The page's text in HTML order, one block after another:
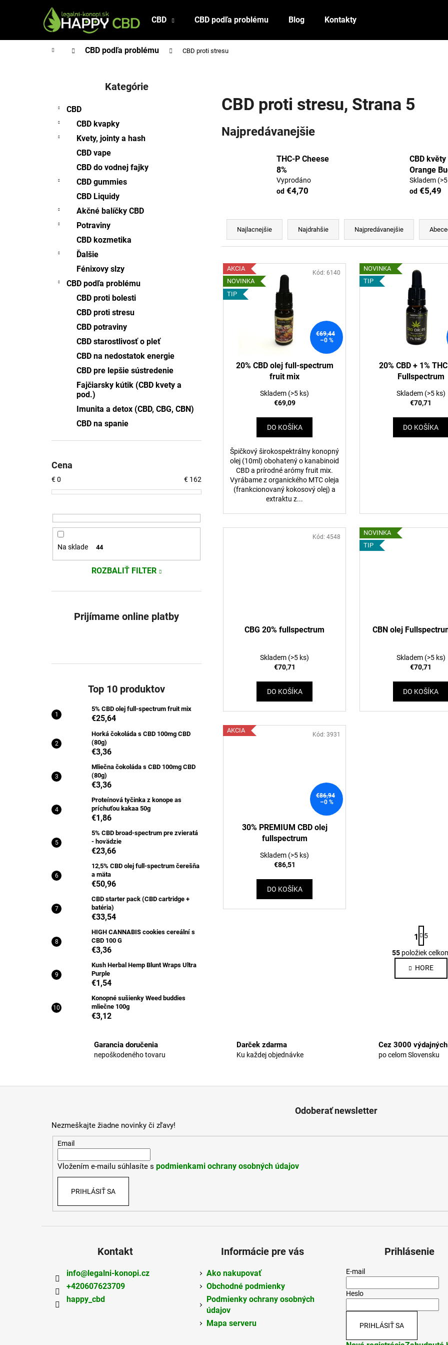
CBD CBD podľa problému Blog Kontakty
DomovCBD podľa problému CBD proti stresu
Kategórie
CBD
CBD kvapky
Kvety, jointy a hash
CBD vape
CBD do vodnej fajky
CBD gummies
CBD Liquidy
Akčné balíčky CBD
Potraviny
CBD kozmetika
Ďalšie
Fénixovy slzy
CBD podľa problému
CBD proti bolesti
CBD proti stresu
CBD potraviny
CBD starostlivosť o pleť
CBD na nedostatok energie
CBD pre lepšie sústredenie
Fajčiarsky kútik (CBD kvety a
pod.)
Imunita a detox (CBD, CBG, CBN)
CBD na spanie
Cena
€0 € 162
Na sklade 44
ROZBALIŤ FILTER
Prijímame online platby
Top 10 produktov
5% CBD olej full-spectrum fruit mix
€25,64
Horká čokoláda s CBD 100mg CBD
(80g)
€3,36
Mliečna čokoláda s CBD 100mg CBD
(80g)
€3,36
Proteínová tyčinka z konope as
príchuťou kakaa 50g
€1,86
5% CBD broad-spectrum pre zvieratá
- hovädzie
€23,66
12,5% CBD olej full-spectrum čerešňa
a mäta
€50,96
CBD starter pack (CBD cartridge +
batéria)
€33,54
HIGH CANNABIS cookies cereální s
CBD 100 G
€3,36
Kush Herbal Hemp Blunt Wraps Ultra
Purple
€1,54
Konopné sušienky Weed buddies
mliečne 100g
€3,12
CBD proti stresu, Strana 5
Najpredávanejšie
THC-P Cheese
8%
Vyprodáno
od €4,70
CBD květy
Orange
Skladem
od€5,49
R
d
n
i
e
Najlacnejšie Najdrahšie Najpredávanejšie
V
ý
p
i
AKCIA
NOVINKA
TIP
€69,44
–0 %
20% CBD olej full-spectrum
fruit mix
Skladem (>5 ks)
€69,09
DO KOŠÍKA
Špičkový širokospektrálny konopný
olej (10ml) obohatený o kanabinoid
CBD a prírodné arómy fruit mix.
Vyrábame z organického MTC oleja
(frankcionovaný kokosový olej) a
extraktu z...
Kód:6140
NOVINKA
TIP
20% CBD + 1%
Fullspectrum
Skladem (>5 ks)
€70,71
DO KOŠÍKA
CBG 20% fullspectrum
Skladem (>5 ks)
€70,71
DO KOŠÍKA
Kód:4548
NOVINKA
TIP
CBN olej
Skladem (>5 ks)
€70,71
DO KOŠÍKA
AKCIA
€86,94
–0 %
30% PREMIUM CBD olej
fullspectrum
Skladem (>5 ks)
€86,51
DO KOŠÍKA
Kód:3931
O
v
l
e
p
k
p
S
t
r
á
n
k
1 5
55položiek
HORE
Garancia doručenia
nepoškodeného tovaru
Darček zdarma
Ku každej objednávke
Cez 3000
po celom Slovensku
Späť
do
Späť
do
Odporúčame
5% CBD OLEJ FULL-SPECTRUM FRUIT
€25,64
Pôvodne: €25,77
HORKÁ ČOKOLÁDA S CBD 100MG CBD
€3,36
MLIEČNA
(80G)
€3,36
Odoberať newsletter
Nezmeškajte žiadne novinky či zľavy!
Email
Vložením e-mailu súhlasíte s podmienkami ochrany osobných údajov
PRIHLÁSIŤ SA
Kontakt
info@ legalni-konopi.cz
+420607623709
happy_cbd
Informácie pre vás
Ako nakupovať
Obchodné podmienky
Podmienky ochrany osobných
údajov
Mapa serveru
Prihlásenie
E-mail
Heslo
PRIHLÁSIŤ SA